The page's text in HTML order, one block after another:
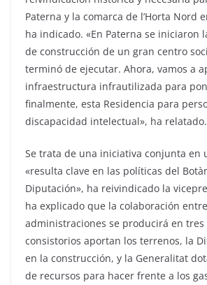
Paterna y la comarca de l’Horta Nord
ha indicado. «En Paterna se iniciaron
de construcción de un gran centro
terminó de ejecutar. Ahora, vamos a
infraestructura infrautilizada para
finalmente, esta Residencia para
discapacidad intelectual», ha relatado.
Se trata de una iniciativa conjunta en
«resulta clave en las políticas del
Diputación», ha reivindicado la
ha explicado que la colaboración entre
administraciones se producirá en tres
consistorios aportan los terrenos, la
en la construcción, y la Generalitat
de recursos para hacer frente a los